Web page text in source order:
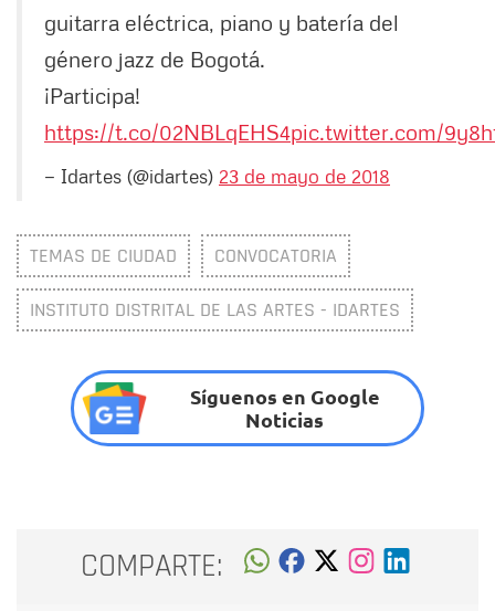
guitarra eléctrica, piano y batería del
género jazz de Bogotá.
¡Participa!
https://t.co/02NBLqEHS4pic.twitter.com/
— Idartes (@idartes) 23 de mayo de 2018
TEMAS DE CIUDAD CONVOCATORIA
INSTITUTO DISTRITAL DE LAS ARTES - IDARTES
Síguenos en Google
Noticias
COMPARTE: